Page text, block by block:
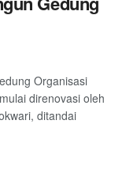
Organisasi
direnovasi oleh
ditandai